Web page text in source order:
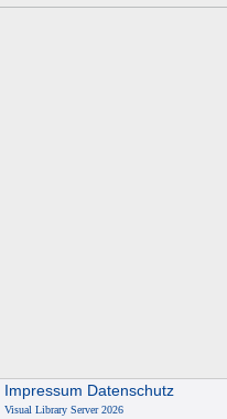
Impressum Datenschutz
Visual Library Server 2026